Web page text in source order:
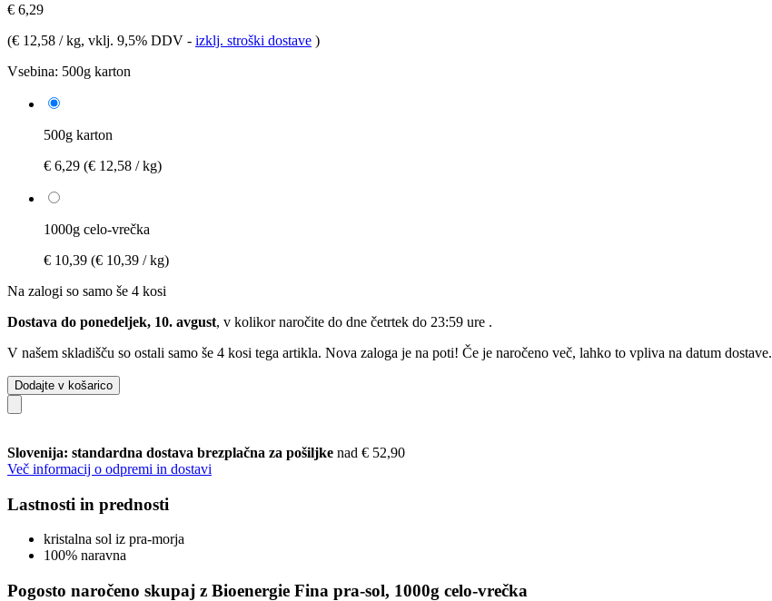
€ 6,29
(€ 12,58 / kg, vklj. 9,5% DDV - izklj. stroški dostave )
Vsebina: 500g karton
500g karton
€ 6,29 (€ 12,58 / kg)
1000g celo-vrečka
€ 10,39 (€ 10,39 / kg)
Na zalogi so samo še 4 kosi
Dostava do ponedeljek, 10. avgust, v kolikor naročite do dne četrtek do 23:59 ure .
V našem skladišču so ostali samo še 4 kosi tega artikla. Nova zaloga je na poti! Če je naročeno več, lahko to vpliva na datum dostave.
Dodajte v košarico
Slovenija: standardna dostava brezplačna za pošiljke nad € 52,90
Več informacij o odpremi in dostavi
Lastnosti in prednosti
kristalna sol iz pra-morja
100% naravna
Pogosto naročeno skupaj z Bioenergie Fina pra-sol, 1000g celo-vrečka